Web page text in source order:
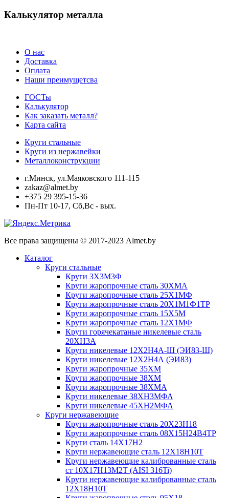
Калькулятор металла
О нас
Доставка
Оплата
Наши преимущетсва
ГОСТы
Калькулятор
Как заказать металл?
Карта сайта
Круги стальные
Круги из нержавейки
Металлоконструкции
г.Минск, ул.Маяковского 111-115
zakaz@almet.by
+375 29 395-15-36
Пн-Пт 10-17, Сб,Вс - вых.
Все права защищены © 2017-2023 Almet.by
Каталог
Круги стальные
Круги 3Х3М3Ф
Круги жаропрочные сталь 30ХМА
Круги жаропрочные сталь 25Х1МФ
Круги жаропрочные сталь 20Х1М1Ф1ТР
Круги жаропрочные сталь 15Х5М
Круги жаропрочные сталь 12Х1МФ
Круги горячекатаные никелевые сталь
20ХН3А
Круги никелевые 12Х2Н4А-Ш (ЭИ83-Ш)
Круги никелевые 12Х2Н4А (ЭИ83)
Круги жаропрочные 35ХМ
Круги жаропрочные 38ХМ
Круги жаропрочные 38ХМА
Круги никелевые 38XH3MФА
Круги никелевые 45ХН2МФА
Круги нержавеющие
Круги жаропрочные сталь 20Х23Н18
Круги жаропрочные сталь 08Х15Н24В4ТР
Круги сталь 14Х17Н2
Круги нержавеющие сталь 12Х18Н10Т
Круги нержавеющие калиброванные сталь
ст 10Х17Н13М2Т (AISI 316Ti)
Круги нержавеющие калиброванные сталь
12Х18Н10Т